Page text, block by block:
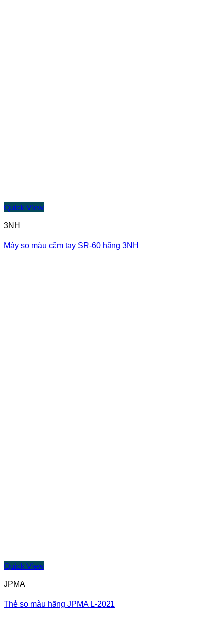
Quick View
3NH
Máy so màu cầm tay SR-60 hãng 3NH
Quick View
JPMA
Thẻ so màu hãng JPMA L-2021